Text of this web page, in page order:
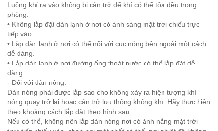
Luồng khí ra vào không bị cản trở để khí có thể tỏa đều trong
phòng.
• Không lắp đặt dàn lạnh ở nơi có ánh sáng mặt trời chiếu trực
tiếp vào.
• Lắp dàn lạnh ở nơi có thể nối với cục nóng bên ngoài một cách
dễ dàng.
• Lắp dàn lạnh ở nơi đường ống thoát nước có thể lắp đặt dễ
dàng.
- Đối với dàn nóng:
Dàn nóng phải được lắp sao cho không xảy ra hiện tượng khí
nóng quay trở lại hoạc cản trở lưu thông không khí. Hãy thực hiện
theo khoảng cách lắp đặt theo hình sau:
Nếu có thể, không nên lắp dàn nóng nơi có ánh nắng mặt trời